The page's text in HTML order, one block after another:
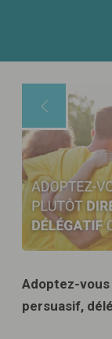
Adoptez-
persuasif,